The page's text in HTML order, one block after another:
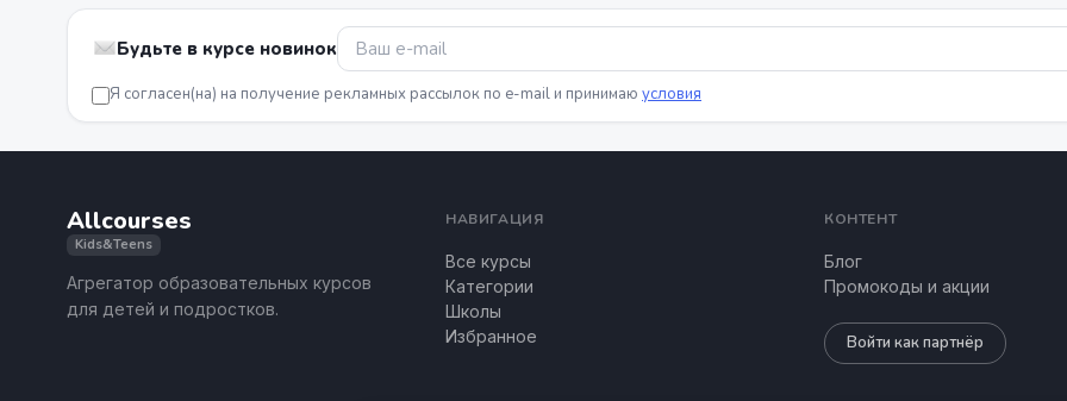
Будьте в курсе новинок
Я согласен(на) на получение рекламных рассылок по e-mail и принимаю условия
Allcourses
Kids&Teens
Агрегатор образовательных курсов
для детей и подростков.
НАВИГАЦИЯ
Все курсы
Категории
Школы
Избранное
КОНТЕНТ
Блог
Промокоды и акции
Войти как партнёр